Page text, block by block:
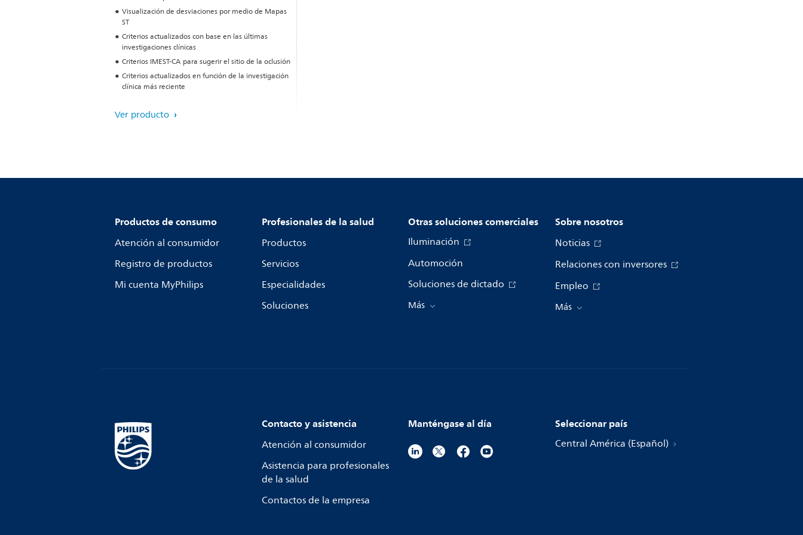
Visualización de desviaciones por medio de Mapas
ST
Criterios actualizados con base en las últimas
investigaciones clínicas
Criterios IMEST-CA para sugerir el sitio de la oclusión
Criterios actualizados en función de la investigación
clínica más reciente
Ver producto
Productos de consumo
Atención al consumidor
Registro de productos
Mi cuenta MyPhilips
Profesionales de la salud
Productos
Servicios
Especialidades
Soluciones
Otras soluciones comerciales
Iluminación
Automoción
Soluciones de dictado
Más
Sobre nosotros
Noticias
Relaciones con inversores
Empleo
Más
Contacto y asistencia
Atención al consumidor
Asistencia para profesionales
de la salud
Contactos de la empresa
Manténgase al día Seleccionar país
Central América (Español)